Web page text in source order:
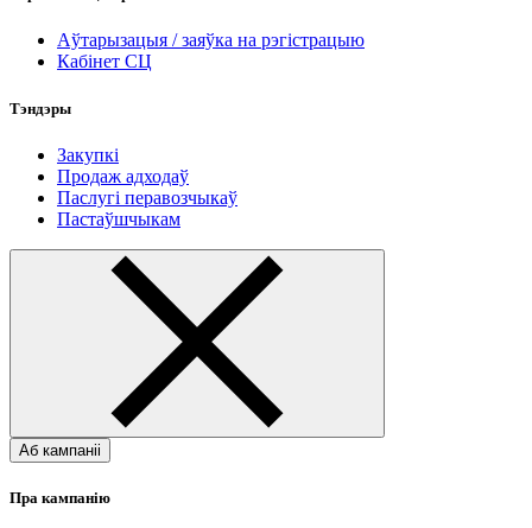
Аўтарызацыя / заяўка на рэгістрацыю
Кабінет СЦ
Тэндэры
Закупкі
Продаж адходаў
Паслугі перавозчыкаў
Пастаўшчыкам
Аб кампаніі
Пра кампанію